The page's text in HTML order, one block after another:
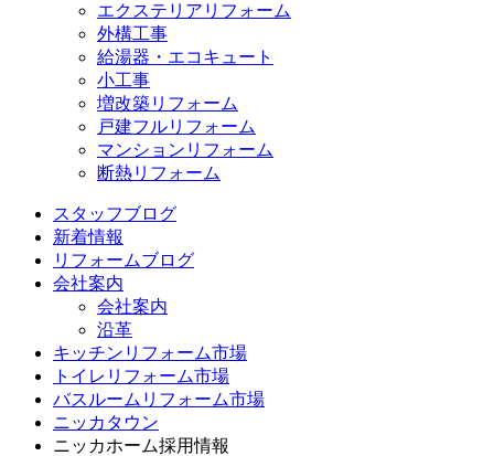
エクステリアリフォーム
外構工事
給湯器・エコキュート
小工事
増改築リフォーム
戸建フルリフォーム
マンションリフォーム
断熱リフォーム
スタッフブログ
新着情報
リフォームブログ
会社案内
会社案内
沿革
キッチンリフォーム市場
トイレリフォーム市場
バスルームリフォーム市場
ニッカタウン
ニッカホーム採用情報